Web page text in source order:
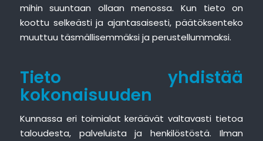
mihin suuntaan ollaan menossa. Kun tieto on
koottu selkeästi ja ajantasaisesti, päätöksenteko
muuttuu täsmällisemmäksi ja perustellummaksi.
Tieto yhdistää
kokonaisuuden
Kunnassa eri toimialat keräävät valtavasti tietoa
taloudesta, palveluista ja henkilöstöstä. Ilman